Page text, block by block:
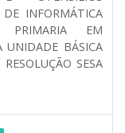
INFORMÁTICA
PRIMARIA EM
UNIDADE BÁSICA
SESA